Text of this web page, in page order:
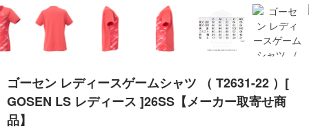
ゴーセン レディースゲームシャツ （ T2631-22 ）[
GOSEN LS レディース ]26SS【メーカー取寄せ商
品】